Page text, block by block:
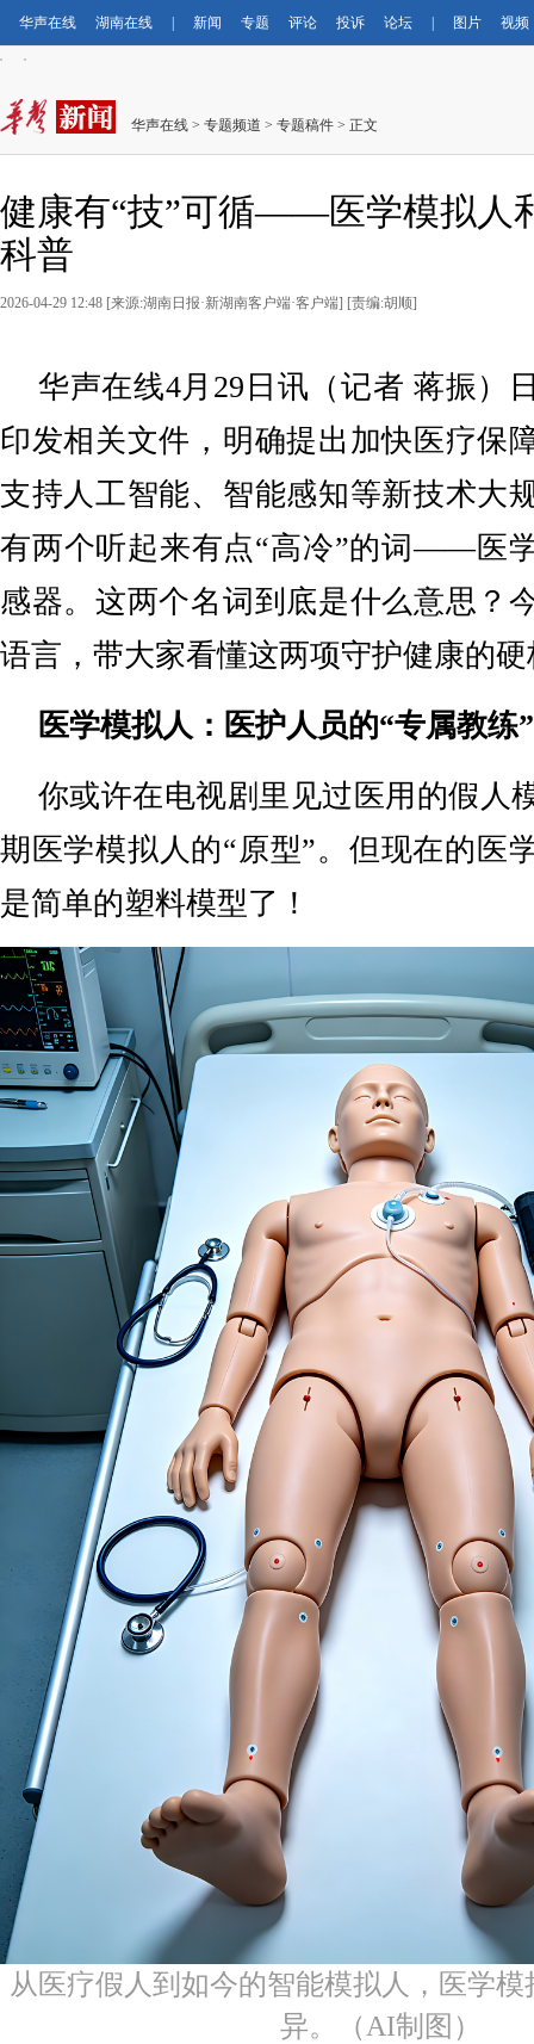
华声在线 湖南在线 新闻 专题 评论 投诉 论坛 图片 视频
华声在线 > 专题频道 > 专题稿件 > 正文
健康有“技”可循——医学模拟人
科普
2026-04-29 12:48 [来源:湖南日报·新湖南客户端·客户端] [责编:胡顺]
华声在线4月29日讯 （记者 蒋振）
印发相关文件，明确提出加快医疗保
支持人工智能、智能感知等新技术大
有两个听起来有点“高冷”的词——医
感器。这两个名词到底是什么意思？
语言，带大家看懂这两项守护健康的
医学模拟人：医护人员的“专属教练
你或许在电视剧里见过医用的假
期医学模拟人的“原型”。但现在的医
是简单的塑料模型了！
从医疗假人到如今的智能模拟人​，医学
异。（AI制图）​